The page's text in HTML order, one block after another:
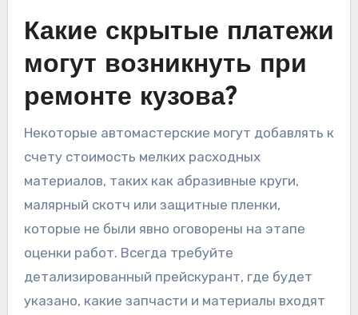
Какие скрытые платежи
могут возникнуть при
ремонте кузова?
Некоторые автомастерские могут добавлять к
счету стоимость мелких расходных
материалов, таких как абразивные круги,
малярный скотч или защитные пленки,
которые не были явно оговорены на этапе
оценки работ. Всегда требуйте
детализированный прейскурант, где будет
указано, какие запчасти и материалы входят